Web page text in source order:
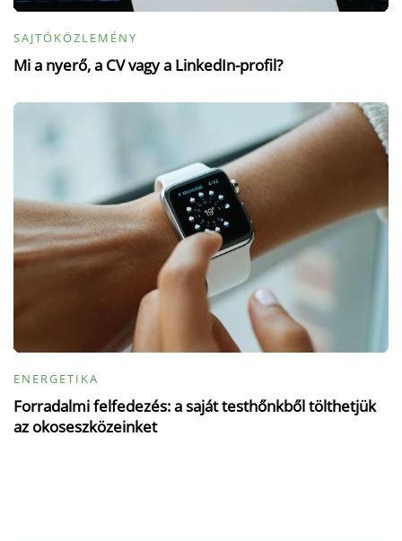
SAJTÓKÖZLEMÉNY
Mi a nyerő, a CV vagy a LinkedIn-profil?
ENERGETIKA
Forradalmi felfedezés: a saját testhőnkből tölthetjük
az okoseszközeinket